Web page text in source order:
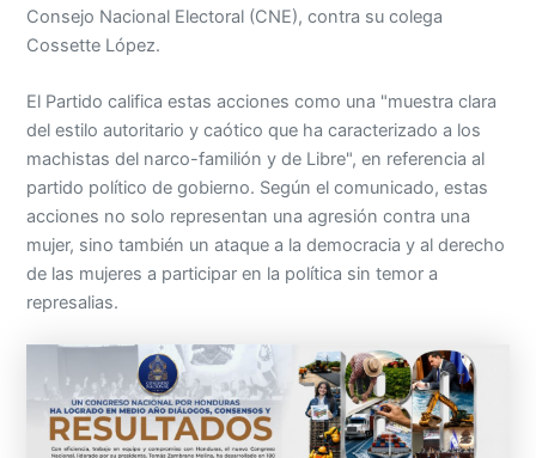
Consejo Nacional Electoral (CNE), contra su colega
Cossette López.
El Partido califica estas acciones como una "muestra clara
del estilo autoritario y caótico que ha caracterizado a los
machistas del narco-familión y de Libre", en referencia al
partido político de gobierno. Según el comunicado, estas
acciones no solo representan una agresión contra una
mujer, sino también un ataque a la democracia y al derecho
de las mujeres a participar en la política sin temor a
represalias.